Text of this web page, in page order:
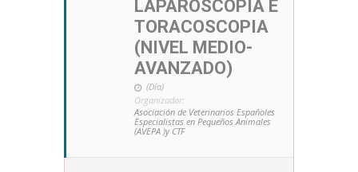
LAPAROSCOPIA E
TORACOSCOPIA
(NIVEL MEDIO-
AVANZADO)
(Día)
Organizador:
Asociación de Veterinarios Españoles
Especialistas en Pequeños Animales
(AVEPA )y CTF